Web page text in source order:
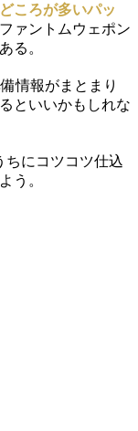
ころが多いパッ
ァントムウェポン
る。
情報がまとまり
といいかもしれな
ちにコツコツ仕込
う。